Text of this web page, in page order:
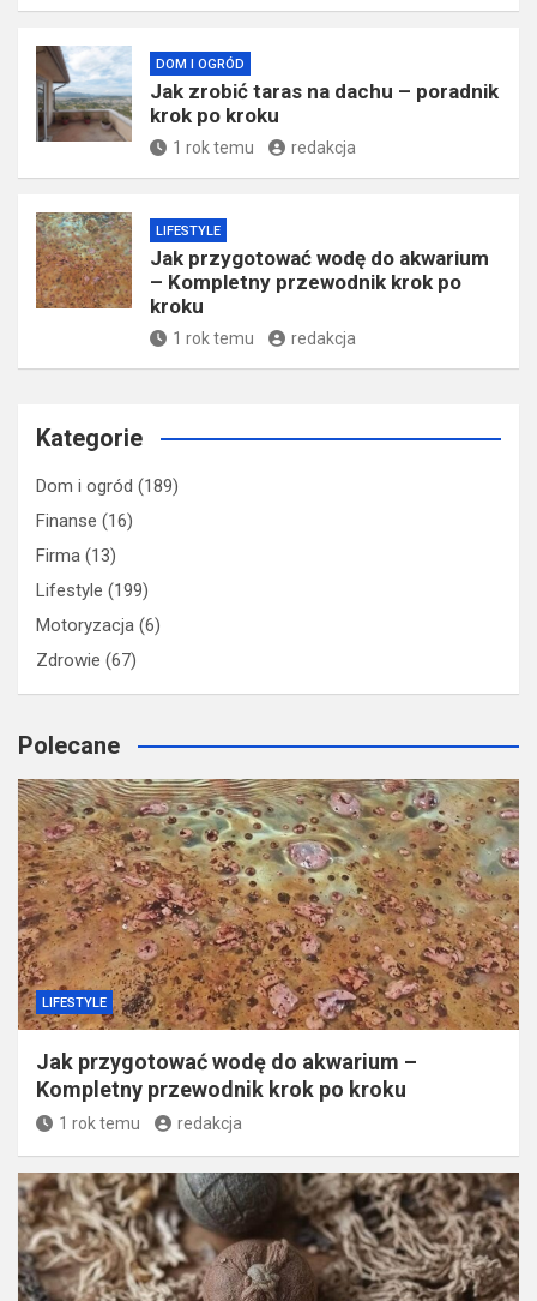
DOM I OGRÓD
Jak zrobić taras na dachu – poradnik
krok po kroku
1 rok temu redakcja
LIFESTYLE
Jak przygotować wodę do akwarium
– Kompletny przewodnik krok po
kroku
1 rok temu redakcja
Kategorie
Dom i ogród (189)
Finanse (16)
Firma (13)
Lifestyle (199)
Motoryzacja (6)
Zdrowie (67)
Polecane
LIFESTYLE
Jak przygotować wodę do akwarium –
Kompletny przewodnik krok po kroku
1 rok temu redakcja